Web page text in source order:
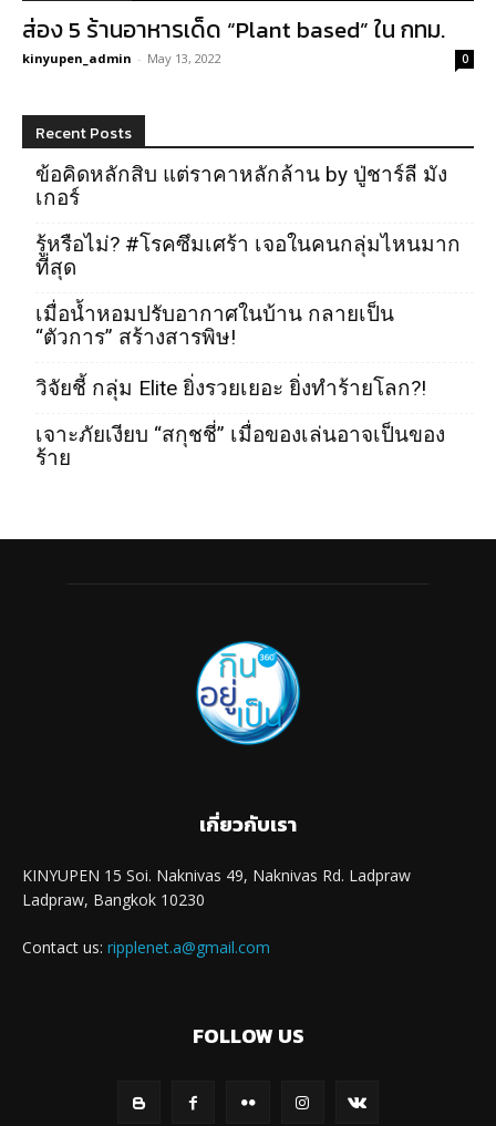
ส่อง 5 ร้านอาหารเด็ด “Plant based” ใน กทม.
kinyupen_admin - May 13, 2022 0
Recent Posts
ข้อคิดหลักสิบ แต่ราคาหลักล้าน by ปู่ชาร์ลี มัง
เกอร์
รู้หรือไม่? #โรคซึมเศร้า เจอในคนกลุ่มไหนมาก
ที่สุด
เมื่อน้ำหอมปรับอากาศในบ้าน กลายเป็น
“ตัวการ” สร้างสารพิษ!
วิจัยชี้ กลุ่ม Elite ยิ่งรวยเยอะ ยิ่งทำร้ายโลก?!
เจาะภัยเงียบ “สกุชชี่” เมื่อของเล่นอาจเป็นของ
ร้าย
เกี่ยวกับเรา
KINYUPEN 15 Soi. Naknivas 49, Naknivas Rd. Ladpraw
Ladpraw, Bangkok 10230
Contact us: ripplenet.a@gmail.com
FOLLOW US